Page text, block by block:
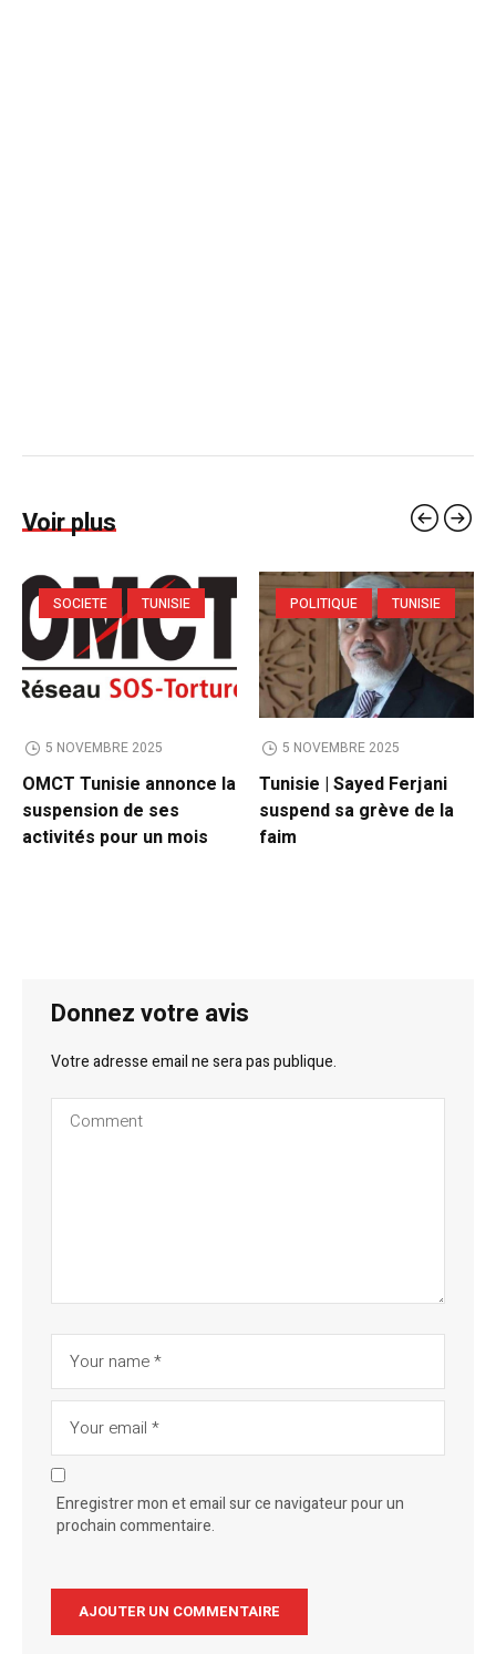
Voir plus
SOCIETE TUNISIE
5 NOVEMBRE 2025
OMCT Tunisie annonce la
suspension de ses
activités pour un mois
POLITIQUE TUNISIE
5 NOVEMBRE 2025
Tunisie | Sayed Ferjani
suspend sa grève de la
faim
Donnez votre avis
Votre adresse email ne sera pas publique.
Enregistrer mon et email sur ce navigateur pour un
prochain commentaire.